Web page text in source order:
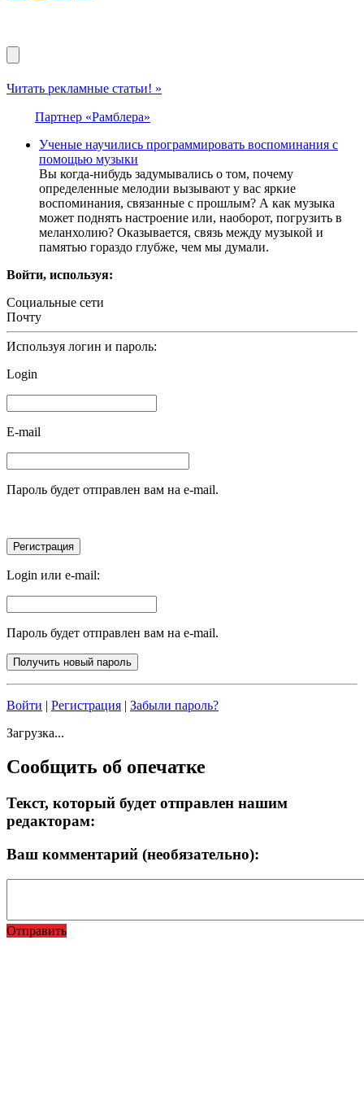
Читать рекламные статьи! »
Партнер «Рамблера»
Ученые научились программировать воспоминания с
помощью музыки
Вы когда-нибудь задумывались о том, почему
определенные мелодии вызывают у вас яркие
воспоминания, связанные с прошлым? А как музыка
может поднять настроение или, наоборот, погрузить в
меланхолию? Оказывается, связь между музыкой и
памятью гораздо глубже, чем мы думали.
Войти, используя:
Социальные сети
Почту
Используя логин и пароль:
Login
E-mail
Пароль будет отправлен вам на e-mail.
Login или e-mail:
Пароль будет отправлен вам на e-mail.
Войти | Регистрация | Забыли пароль?
Загрузка...
Сообщить об опечатке
Текст, который будет отправлен нашим
редакторам:
Ваш комментарий (необязательно):
Отправить